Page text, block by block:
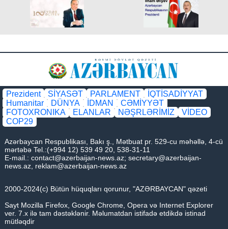
Prezident SİYASƏT PARLAMENT
İQTİSADİYYAT
Humanitar
DÜNYA İDMAN
CƏMİYYƏT
FOTOXRONIKA
ELANLAR NƏŞRLƏRİMİZ
VİDEO
COP29
Azərbaycan Respublikası, Bakı ş., Mətbuat pr. 529-cu məhəllə, 4-cü
mərtəbə Tel.:(+994 12) 539 49 20, 538-31-11
E-mail.: contact@azerbaijan-news.az; secretary@azerbaijan-
news.az reklam@azerbaijan-news.az
2000-2024(c) Bütün hüquqları qorunur, "AZƏRBAYCAN" qəzeti
Sayt Mozilla Firefox, Google Chrome, Opera və Internet Explorer
ver. 7.x ilə tam dəstəklənir. Məlumatdan istifadə etdikdə istinad
mütləqdir